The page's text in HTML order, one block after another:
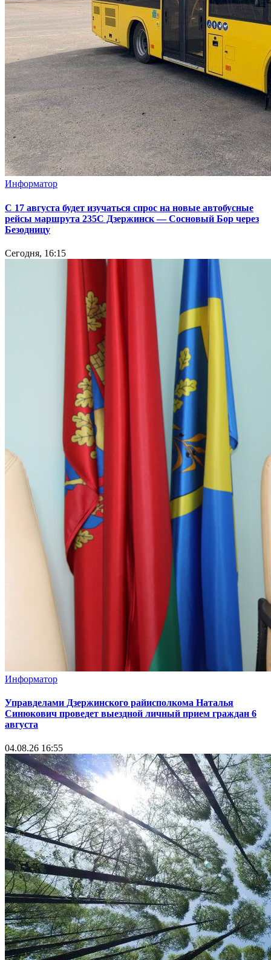
Информатор
С 17 августа будет изучаться спрос на новые автобусные
рейсы маршрута 235С Дзержинск — Сосновый Бор через
Безодницу
Сегодня, 16:15
Информатор
Управделами Дзержинского райисполкома Наталья
Синюкович проведет выездной личный прием граждан 6
августа
04.08.26 16:55